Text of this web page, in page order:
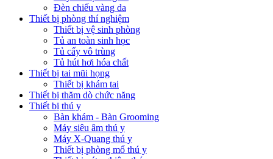
Đèn chiếu vàng da
Thiết bị phòng thí nghiệm
Thiết bị vệ sinh phòng
Tủ an toàn sinh học
Tủ cấy vô trùng
Tủ hút hơi hóa chất
Thiết bị tai mũi họng
Thiết bị khám tai
Thiết bị thăm dò chức năng
Thiết bị thú y
Bàn khám - Bàn Grooming
Máy siêu âm thú y
Máy X-Quang thú y
Thiết bị phòng mổ thú y